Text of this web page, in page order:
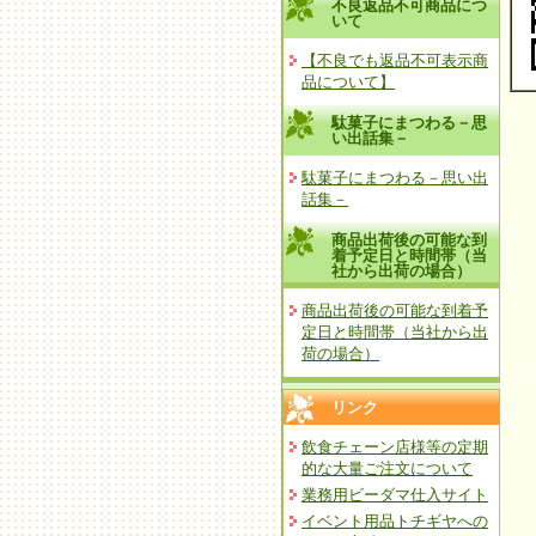
不良返品不可商品につ
いて
【不良でも返品不可表示商
品について】
駄菓子にまつわる－思
い出話集－
駄菓子にまつわる－思い出
話集－
商品出荷後の可能な到
着予定日と時間帯（当
社から出荷の場合）
商品出荷後の可能な到着予
定日と時間帯（当社から出
荷の場合）
リンク
飲食チェーン店様等の定期
的な大量ご注文について
業務用ビーダマ仕入サイト
イベント用品トチギヤへの